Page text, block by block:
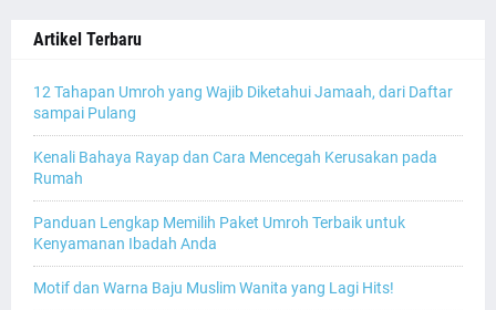
Artikel Terbaru
12 Tahapan Umroh yang Wajib Diketahui Jamaah, dari Daftar
sampai Pulang
Kenali Bahaya Rayap dan Cara Mencegah Kerusakan pada
Rumah
Panduan Lengkap Memilih Paket Umroh Terbaik untuk
Kenyamanan Ibadah Anda
Motif dan Warna Baju Muslim Wanita yang Lagi Hits!